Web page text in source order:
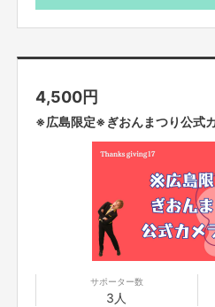
ます。（時間は前後する可能性
※1リターンご支援につき、撮
のみです。複数名でご一緒に撮
チェキ撮影は出来かねますので
※撮影は全てこちらで用意した
が行います。持ち込みのカメラ
での撮影は出来かねますのでご
※いかなる理由においても、当
合はお礼のメッセージをもって
だきますのでご了承ください。
※その他注意事項は、本文記載
意事項＞をお読みください。
4,500円
※広島限定※ぎおんまつり公式
サポーター数
3人